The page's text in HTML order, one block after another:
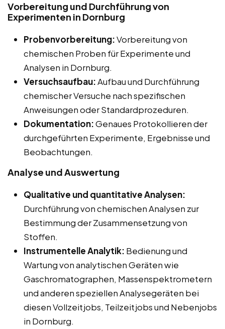
Vorbereitung und Durchführung von
Experimenten in Dornburg
Probenvorbereitung:Vorbereitung von
chemischen Proben für Experimente und
Analysen in Dornburg.
Versuchsaufbau:Aufbau und Durchführung
chemischer Versuche nach spezifischen
Anweisungen oder Standardprozeduren.
Dokumentation:Genaues Protokollieren der
durchgeführten Experimente, Ergebnisse und
Beobachtungen.
Analyse und Auswertung
Qualitative und quantitative Analysen:
Durchführung von chemischen Analysen zur
Bestimmung der Zusammensetzung von
Stoffen.
Instrumentelle Analytik: Bedienung und
Wartung von analytischen Geräten wie
Gaschromatographen, Massenspektrometern
und anderen speziellen Analysegeräten bei
diesen Vollzeitjobs, Teilzeitjobs und Nebenjobs
in Dornburg.